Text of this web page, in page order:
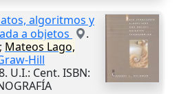
algoritmos y
a objetos
.
; Mateos Lago,
Hill
. U.I.: Cent. ISBN: